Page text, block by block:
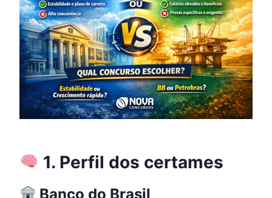
1. Perfil dos certames
Banco do Brasil